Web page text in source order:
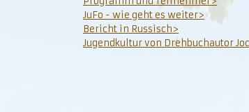
JuFo - wie geht es weiter>
Bericht in Russisch>
Jugendkultur von Drehbuchautor